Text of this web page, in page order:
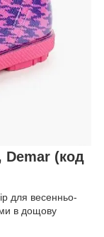
Demar (код
для весенньо-
в дощову